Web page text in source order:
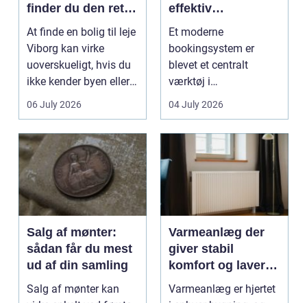
finder du den rette
lejlighed
At finde en bolig til leje
Viborg kan virke
uoverskueligt, hvis du
ikke kender byen eller
det lokale...
06 July 2026
effektiv
klinikhverdag
Et moderne
bookingsystem er
blevet et centralt
værktøj i
sundhedssektoren.
Klinikker, praksis og
beh...
04 July 2026
Salg af mønter:
sådan får du mest
ud af din samling
Salg af mønter kan
Varmeanlæg der
giver stabil
komfort og lavere
energiregning
Varmeanlæg er hjertet